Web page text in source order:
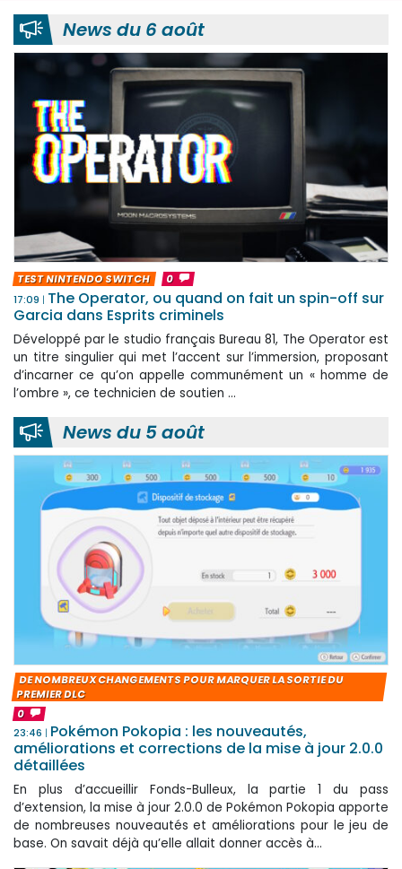
News du 6 août
TEST NINTENDO SWITCH
0
17:09
The Operator, ou quand on fait un spin-off sur
Garcia dans Esprits criminels
Développé par le studio français Bureau 81, The Operator est
un titre singulier qui met l’accent sur l’immersion, proposant
d’incarner ce qu’on appelle communément un « homme de
l’ombre », ce technicien de soutien ...
News du 5 août
DE NOMBREUX CHANGEMENTS POUR MARQUER LA SORTIE DU
PREMIER DLC
0
23:46
Pokémon Pokopia : les nouveautés,
améliorations et corrections de la mise à jour 2.0.0
détaillées
En plus d’accueillir Fonds-Bulleux, la partie 1 du pass
d’extension, la mise à jour 2.0.0 de Pokémon Pokopia apporte
de nombreuses nouveautés et améliorations pour le jeu de
base. On savait déjà qu’elle allait donner accès à...